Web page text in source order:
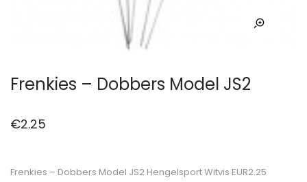
Frenkies – Dobbers Model JS2
€2.25
Frenkies – Dobbers Model JS2 Hengelsport Witvis EUR2.25